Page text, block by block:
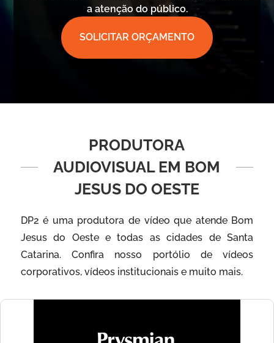
a atenção do público.
SOLICITAR ORÇAMENTO
PRODUTORA
AUDIOVISUAL EM BOM
JESUS DO OESTE
DP2 é uma produtora de vídeo que atende Bom
Jesus do Oeste e todas as cidades de Santa
Catarina. Confira nosso portólio de vídeos
corporativos, vídeos institucionais e muito mais.